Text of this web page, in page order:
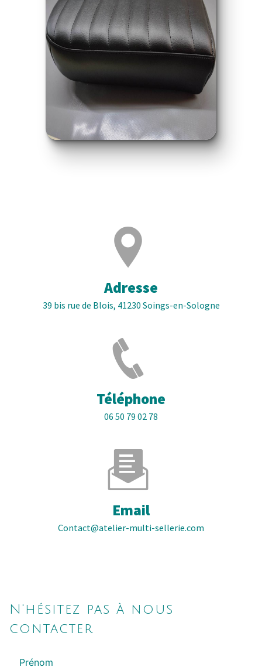
Adresse
39 bis rue de Blois, 41230 Soings-en-Sologne
Téléphone
06 50 79 02 78
Email
contact@atelier-multi-sellerie.com
N'hésitez pas à nous
contacter